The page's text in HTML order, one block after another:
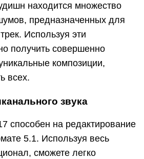
находится множество
предназначенных для
Используя эти
получить совершенно
композиции,
всех.
звука
способен на редактирование
5.1. Используя весь
сможете легко